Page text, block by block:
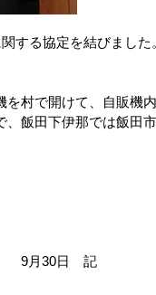
する協定を結びまし
村で開けて、自販機
飯田下伊那では飯田